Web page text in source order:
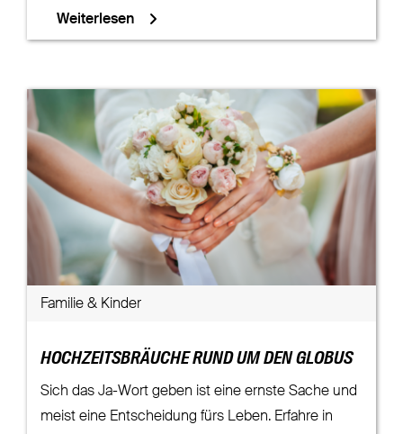
Weiterlesen
Familie & Kinder
HOCHZEITSBRÄUCHE RUND UM DEN GLOBUS
Sich das Ja-Wort geben ist eine ernste Sache und
meist eine Entscheidung fürs Leben. Erfahre in